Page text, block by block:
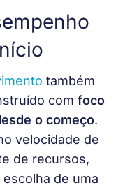
também
com foco
o começo.
velocidade de
de recursos,
de uma